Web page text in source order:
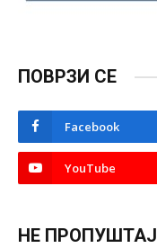
ПОВРЗИ СЕ
Facebook
YouTube
НЕ ПРОПУШТАЈ